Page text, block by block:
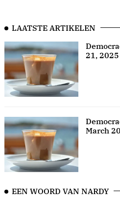
LAATSTE ARTIKELEN
21, 2025
March
EEN WOORD VAN NARDY